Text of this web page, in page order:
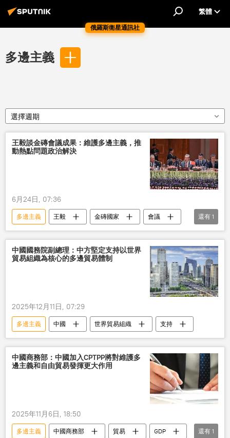
俄羅斯衛星通訊社
繁體
多邊主義
選擇週期
王毅談金磚會議成果：維護多邊主義，推
動熱點問題政治解決
6月24日, 07:36
多邊主義 王毅 金磚國家
會議
安全
還有 1
中國國務院副總理：中方堅定支持以世界
貿易組織為核心的多邊貿易體制
2025年12月11日, 07:29
多邊主義 中國 世界貿易組織 支持
中國商務部：中國加入CPTPP將對維護多
邊主義和自由貿易發揮更大作用
2025年11月6日, 18:50
多邊主義 中國商務部 貿易
GDP
還有 1